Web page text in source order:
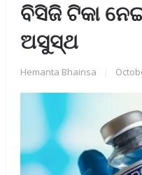
ବିସିଜି ଟିକା
ଅସୁସ୍ଥ
Hemanta Bhainsa